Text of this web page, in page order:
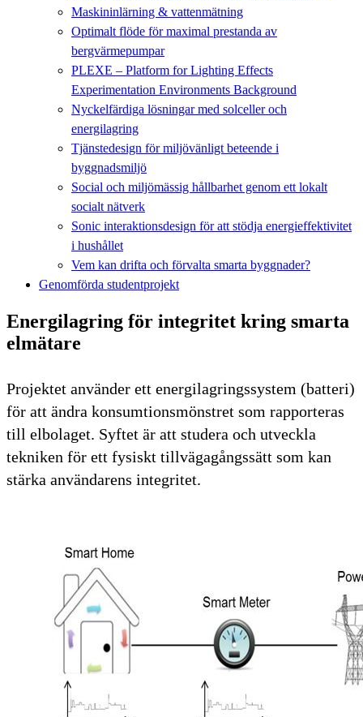
Maskininlärning & vattenmätning
Optimalt flöde för maximal prestanda av
bergvärmepumpar
PLEXE – Platform for Lighting Effects
Experimentation Environments Background
Nyckelfärdiga lösningar med solceller och
energilagring
Tjänstedesign för miljövänligt beteende i
byggnadsmiljö
Social och miljömässig hållbarhet genom ett lokalt
socialt nätverk
Sonic interaktionsdesign för att stödja energieffektivitet
i hushållet
Vem kan drifta och förvalta smarta byggnader?
Genomförda studentprojekt
Energilagring för integritet kring smarta
elmätare
Projektet använder ett energilagringssystem (batteri)
för att ändra konsumtionsmönstret som rapporteras
till elbolaget. Syftet är att studera och utveckla
tekniken för ett fysiskt tillvägagångssätt som kan
stärka användarens integritet.